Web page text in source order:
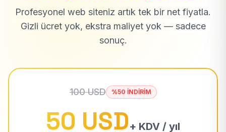
Profesyonel web siteniz artık tek bir net fiyatla.
Gizli ücret yok, ekstra maliyet yok — sadece
sonuç.
100 USD %50 İNDİRİM
50 USD+ KDV / yıl